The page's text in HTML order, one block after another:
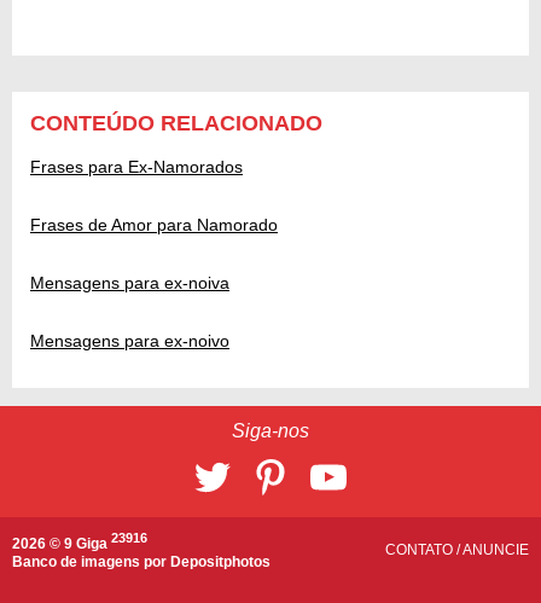
CONTEÚDO RELACIONADO
Frases para Ex-Namorados
Frases de Amor para Namorado
Mensagens para ex-noiva
Mensagens para ex-noivo
Siga-nos
2026 © 9 Giga 23916
Banco de imagens por Depositphotos
CONTATO /ANUNCIE